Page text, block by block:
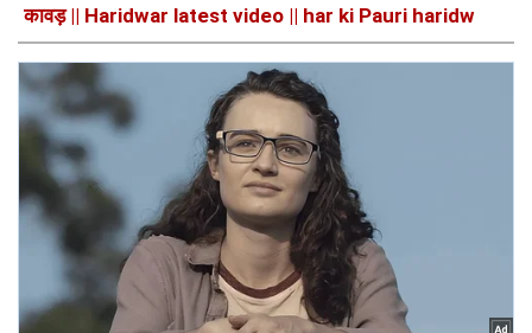
कावड़ || Haridwar latest video || har ki Pauri haridw